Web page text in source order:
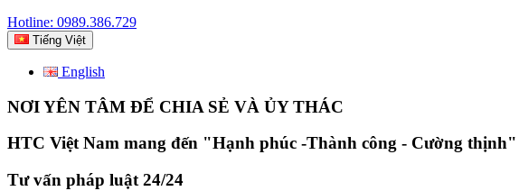
Hotline: 0989.386.729
Tiếng Việt
English
NƠI YÊN TÂM ĐỂ CHIA SẺ VÀ ỦY THÁC
HTC Việt Nam mang đến "Hạnh phúc -Thành công - Cường thịnh"
Tư vấn pháp luật 24/24